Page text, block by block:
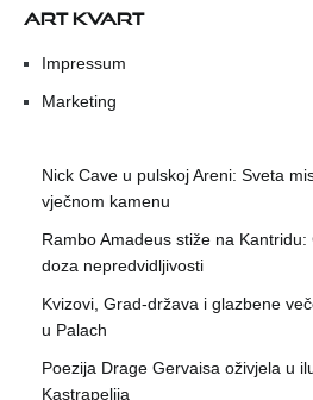
ART KVART
Impressum
Marketing
Nick Cave u pulskoj Areni: Sveta
vječnom kamenu
Rambo Amadeus stiže na
doza nepredvidljivosti
Kvizovi, Grad-država i glazbene
u Palach
Poezija Drage Gervaisa oživjela u
Kastrapelija